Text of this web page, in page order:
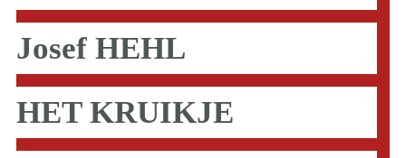
Josef HEHL
HET KRUIKJE